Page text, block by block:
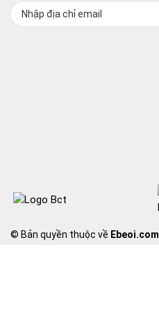
© Bản quyền thuộc về Ebeoi.com